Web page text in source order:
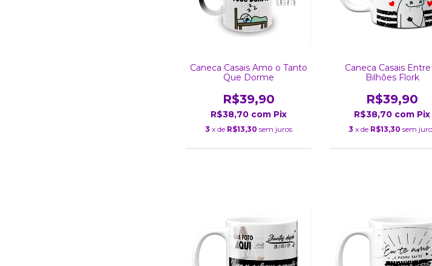
Caneca Casais Amo o Tanto
Que Dorme
R$39,90
R$38,70 com Pix
3 x de R$13,30 sem juros
Caneca Casais
Bilhões Flork
R$39,90
R$38,70 com Pix
3 x de R$13,30 sem